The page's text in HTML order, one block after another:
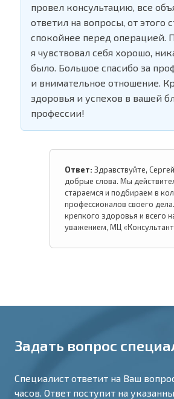
провел консультацию, все
ответил на вопросы, от этого
спокойнее перед операцией.
я чувствовал себя хорошо,
было. Большое спасибо за
и внимательное отношение.
здоровья и успехов в вашей
профессии!
Ответ: Здравствуйте,
добрые слова. Мы
стараемся и подбираем в
профессионалов своего
крепкого здоровья и всего
уважением, МЦ
Задать вопрос
Специалист ответит на Ваш
часов. Ответ поступит на